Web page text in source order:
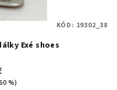
Exé shoes
%)
KÓD: 19302_38